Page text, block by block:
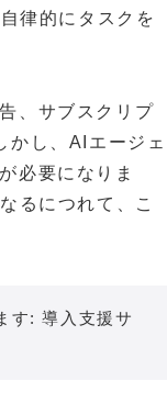
律的にタスクを
、サブスクリプ
かし、AIエージェ
必要になりま
るにつれて、こ
す: 導入支援サ